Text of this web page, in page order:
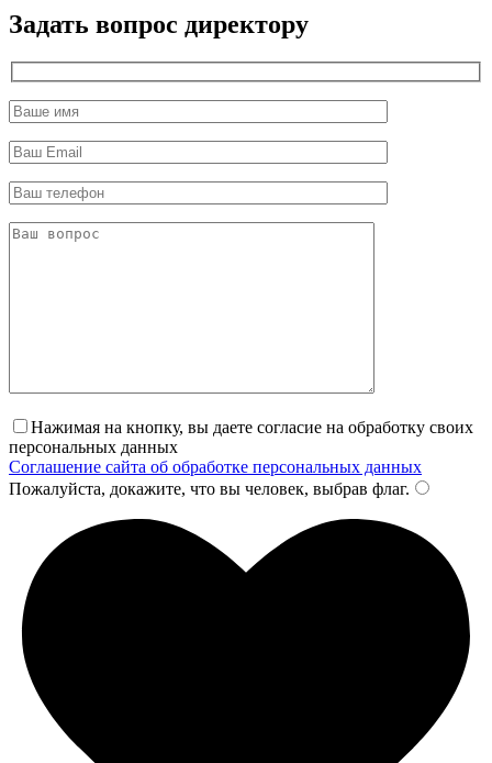
Задать вопрос директору
Нажимая на кнопку, вы даете согласие на обработку своих
персональных данных
Соглашение сайта об обработке персональных данных
Пожалуйста, докажите, что вы человек, выбрав флаг.